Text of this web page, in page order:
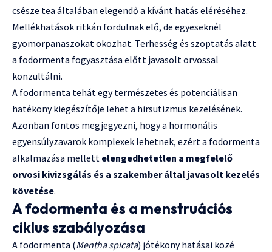
csésze tea általában elegendő a kívánt hatás eléréséhez.
Mellékhatások ritkán fordulnak elő, de egyeseknél
gyomorpanaszokat okozhat. Terhesség és szoptatás alatt
a fodormenta fogyasztása előtt javasolt orvossal
konzultálni.
A fodormenta tehát egy természetes és potenciálisan
hatékony kiegészítője lehet a hirsutizmus kezelésének.
Azonban fontos megjegyezni, hogy a hormonális
egyensúlyzavarok komplexek lehetnek, ezért a fodormenta
alkalmazása mellett elengedhetetlen a megfelelő
orvosi kivizsgálás és a szakember által javasolt kezelés
követése.
A fodormenta és a menstruációs
ciklus szabályozása
A fodormenta (Mentha spicata) jótékony hatásai közé